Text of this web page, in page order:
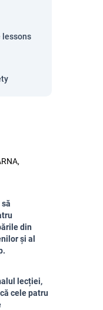
lessons
din
și al
lecției,
cele patru